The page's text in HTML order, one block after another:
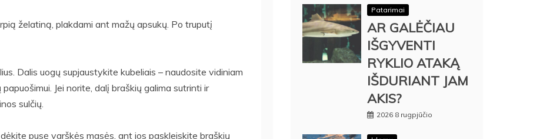
želatiną, plakdami ant mažų apsukų. Po truputį
Dalis uogų supjaustykite kubeliais – naudosite vidiniam
Jei norite, dalį braškių galima sutrinti ir
sulčių.
pusę varškės masės, ant jos paskleiskite braškių
Patarimai
AR GALĖČIAU
IŠGYVENTI
RYKLIO ATAKĄ
IŠDURIANT JAM
AKIS?
2026 8 rugpjūčio